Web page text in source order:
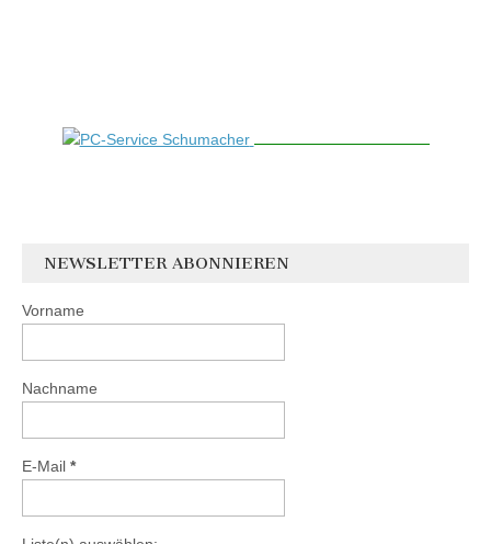
NEWSLETTER ABONNIEREN
Vorname
Nachname
E-Mail *